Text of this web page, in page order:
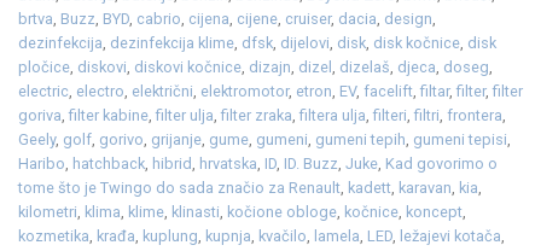
brtva, Buzz, BYD, cabrio, cijena, cijene, cruiser, dacia, design,
dezinfekcija, dezinfekcija klime, dfsk, dijelovi, disk, disk kočnice, disk
pločice, diskovi, diskovi kočnice, dizajn, dizel , dizelaš, djeca, doseg,
electric, electro, električni, elektromotor, etron, EV, facelift,filtar,filter,filter
goriva,filter kabine,filter ulja,filter zraka,filtera ulja,filteri,filtri, frontera,
Geely, golf, gorivo, grijanje, gume, gumeni, gumeni tepih, gumeni tepisi,
Haribo, hatchback, hibrid, hrvatska, ID, ID. Buzz, Juke, Kad govorimo o
tome što je Twingo do sada značio za Renault, kadett, karavan, kia,
kilometri, klima, klime, klinasti, kočione obloge, kočnice, koncept,
kozmetika, krađa, kuplung, kupnja, kvačilo, lamela, LED, ležajevi kotača,